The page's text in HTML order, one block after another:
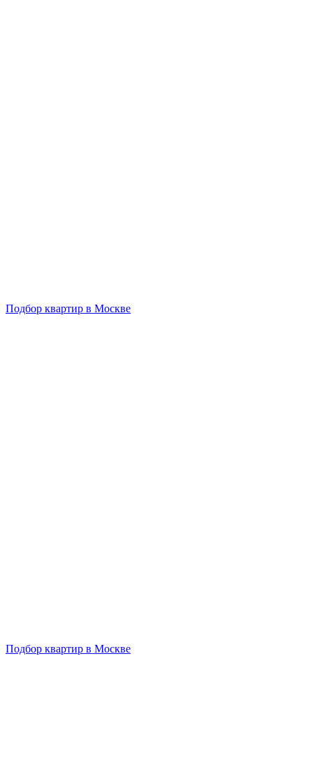
Подбор квартир в Москве
Подбор квартир в Москве